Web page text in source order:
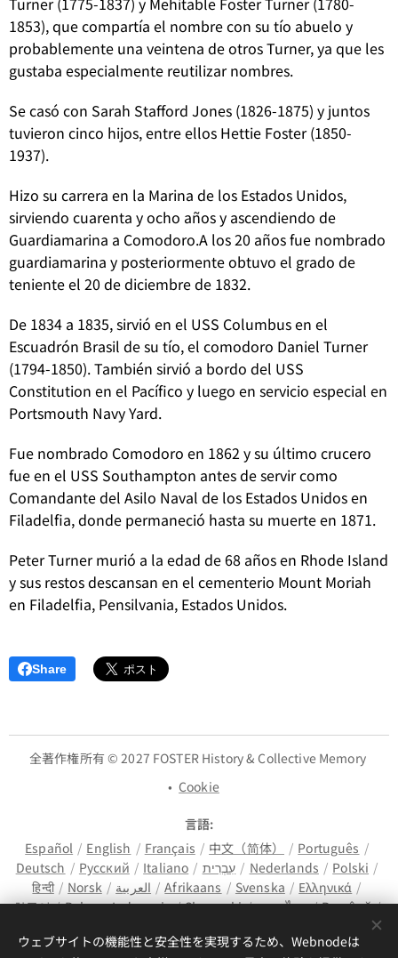
1853), que compartía el nombre con su tío abuelo y
probablemente una veintena de otros Turner, ya que les
gustaba especialmente reutilizar nombres.
Se casó con Sarah Stafford Jones (1826-1875) y juntos
tuvieron cinco hijos, entre ellos Hettie Foster (1850-
1937).
Hizo su carrera en la Marina de los Estados Unidos,
sirviendo cuarenta y ocho años y ascendiendo de
Guardiamarina a Comodoro.A los 20 años fue nombrado
guardiamarina y posteriormente obtuvo el grado de
teniente el 20 de diciembre de 1832.
De 1834 a 1835, sirvió en el USS Columbus en el
Escuadrón Brasil de su tío, el comodoro Daniel Turner
(1794-1850). También sirvió a bordo del USS
Constitution en el Pacífico y luego en servicio especial en
Portsmouth Navy Yard.
Fue nombrado Comodoro en 1862 y su último crucero
fue en el USS Southampton antes de servir como
Comandante del Asilo Naval de los Estados Unidos en
Filadelfia, donde permaneció hasta su muerte en 1871.
Peter Turner murió a la edad de 68 años en Rhode Island
y sus restos descansan en el cementerio Mount Moriah
en Filadelfia, Pensilvania, Estados Unidos.
Share
全著作権所有 © 2027 FOSTER History & Collective Memory
Cookie
言語
Español
English Français 中文（简体）
Português
Deutsch
Русский Italiano עִבְרִית Nederlands
Polski
हिन्दी
Norsk العربية Afrikaans Svenska
Ελληνικά
한국어
Bahasa Indonesia Slovenski ภาษาไทย
Română
Latviešu Valoda
Türkçe Tiếng Việt 日本語
Srpski
ウェブサイトの機能性と安全性を実現するため、Webnodeは